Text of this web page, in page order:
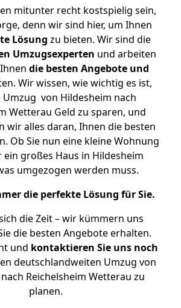
mitunter recht kostspielig sein,
denn wir sind hier, um Ihnen
Lösung zu bieten. Wir sind die
Umzugsexperten und arbeiten
die besten Angebote und
Wir wissen, wie wichtig es ist,
Umzug von Hildesheim nach
Wetterau Geld zu sparen, und
wir alles daran, Ihnen die besten
Ob Sie nun eine kleine Wohnung
ein großes Haus in Hildesheim
umgezogen werden muss.
die perfekte Lösung für Sie.
die Zeit – wir kümmern uns
die besten Angebote erhalten.
und kontaktieren Sie uns noch
deutschlandweiten Umzug von
Reichelsheim Wetterau zu
planen.